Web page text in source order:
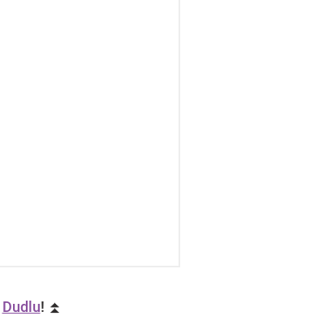
Dudlu! ⏫